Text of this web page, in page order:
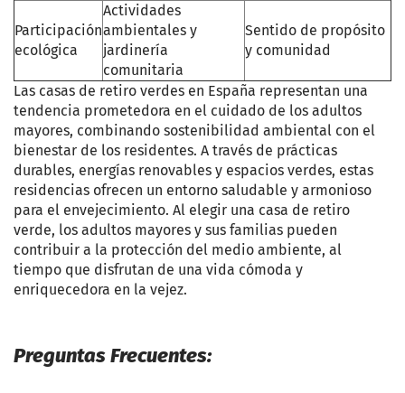
Participación
ecológica
Actividades
ambientales y
jardinería
comunitaria
Sentido de propósito
y comunidad
Las casas de retiro verdes en España representan una
tendencia prometedora en el cuidado de los adultos
mayores, combinando sostenibilidad ambiental con el
bienestar de los residentes. A través de prácticas
durables, energías renovables y espacios verdes, estas
residencias ofrecen un entorno saludable y armonioso
para el envejecimiento. Al elegir una casa de retiro
verde, los adultos mayores y sus familias pueden
contribuir a la protección del medio ambiente, al
tiempo que disfrutan de una vida cómoda y
enriquecedora en la vejez.
Preguntas Frecuentes: